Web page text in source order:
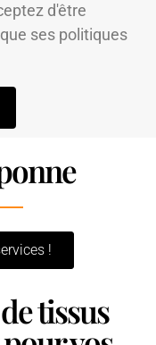
d'être
ses politiques
!
tissus